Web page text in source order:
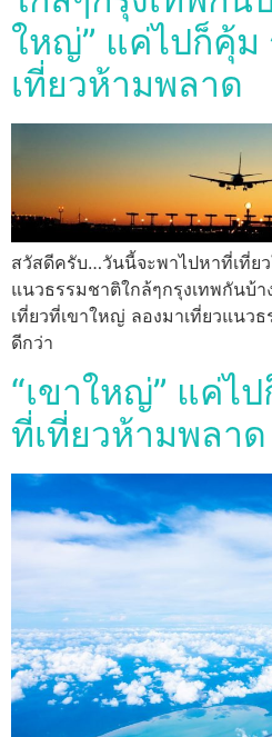
ใหญ่” แค่ไปก็คุ้ม
เที่ยวห้ามพลาด
สวัสดีครับ…วันนี้จะพาไปหาที่เที่ยว
แนวธรรมชาติใกล้ๆกรุงเทพกันบ้
เที่ยวที่เขาใหญ่ ลองมาเที่ยวแนว
ดีกว่า
“เขาใหญ่” แค่ไ
ที่เที่ยวห้ามพลาด